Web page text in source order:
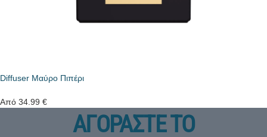
Diffuser Μαύρο Πιπέρι
Από 34.99 €
ΑΓΟΡΑΣΤΕ ΤΟ